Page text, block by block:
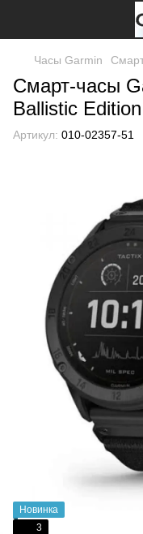
Часы Garmin
Смарт-часы
Ballistic
Артикул: 010-02357-51
Новинка
3